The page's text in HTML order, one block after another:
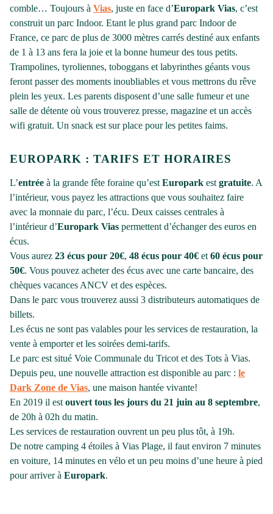
comble… Toujours à Vias, juste en face d’Europark Vias, c’est
construit un parc Indoor. Etant le plus grand parc Indoor de
France, ce parc de plus de 3000 mètres carrés destiné aux enfants
de 1 à 13 ans fera la joie et la bonne humeur des tous petits.
Trampolines, tyroliennes, toboggans et labyrinthes géants vous
feront passer des moments inoubliables et vous mettrons du rêve
plein les yeux. Les parents disposent d’une salle fumeur et une
salle de détente où vous trouverez presse, magazine et un accès
wifi gratuit. Un snack est sur place pour les petites faims.
EUROPARK : TARIFS ET HORAIRES
L’entrée à la grande fête foraine qu’est Europark est gratuite. A
l’intérieur, vous payez les attractions que vous souhaitez faire
avec la monnaie du parc, l’écu. Deux caisses centrales à
l’intérieur d’Europark Vias permettent d’échanger des euros en
écus.
Vous aurez 23 écus pour 20€, 48 écus pour 40€ et 60 écus pour
50€. Vous pouvez acheter des écus avec une carte bancaire, des
chèques vacances ANCV et des espèces.
Dans le parc vous trouverez aussi 3 distributeurs automatiques de
billets.
Les écus ne sont pas valables pour les services de restauration, la
vente à emporter et les soirées demi-tarifs.
Le parc est situé Voie Communale du Tricot et des Tots à Vias.
Depuis peu, une nouvelle attraction est disponible au parc : le
Dark Zone de Vias, une maison hantée vivante!
En 2019 il est ouvert tous les jours du 21 juin au 8 septembre,
de 20h à 02h du matin.
Les services de restauration ouvrent un peu plus tôt, à 19h.
De notre camping 4 étoiles à Vias Plage, il faut environ 7 minutes
en voiture, 14 minutes en vélo et un peu moins d’une heure à pied
pour arriver à Europark.